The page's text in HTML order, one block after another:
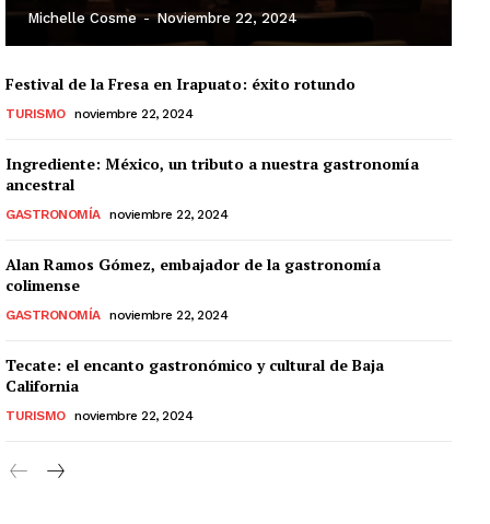
Michelle Cosme - Noviembre 22, 2024
Festival de la Fresa en Irapuato: éxito rotundo
TURISMO noviembre 22, 2024
Ingrediente: México, un tributo a nuestra gastronomía
ancestral
GASTRONOMÍA noviembre 22, 2024
Alan Ramos Gómez, embajador de la gastronomía
colimense
GASTRONOMÍA noviembre 22, 2024
Tecate: el encanto gastronómico y cultural de Baja
California
TURISMO noviembre 22, 2024